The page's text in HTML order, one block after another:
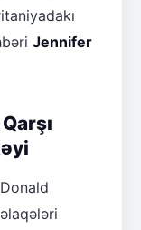
Jennifer